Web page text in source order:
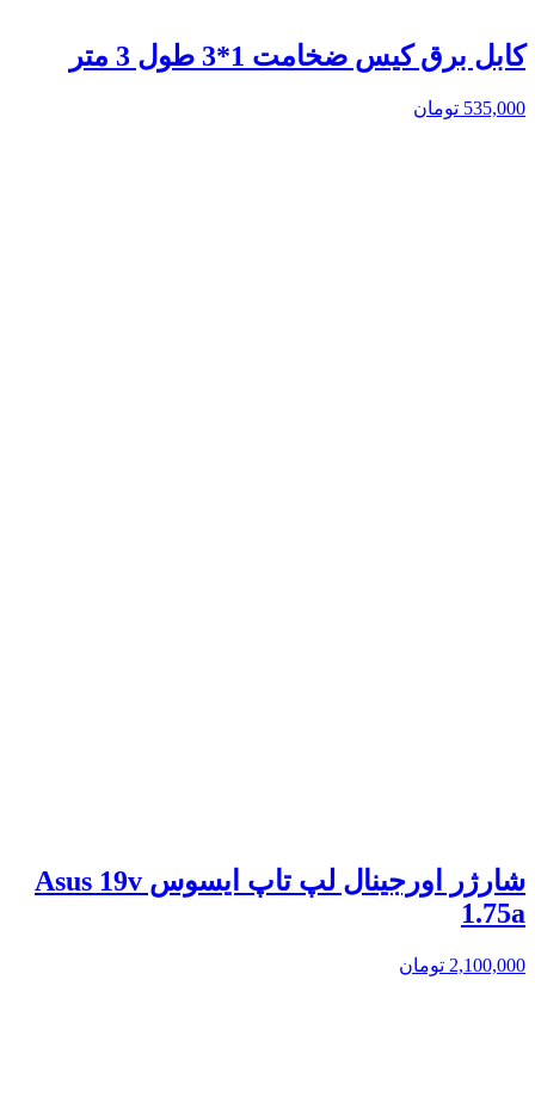
کابل برق کیس ضخامت 1*3 طول 3 متر
535,000 تومان
شارژر اورجینال لپ تاپ ایسوس Asus 19v
1.75a
2,100,000 تومان